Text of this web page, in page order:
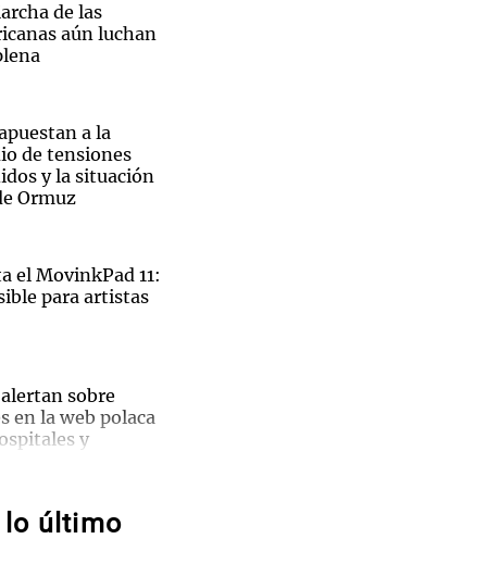
policía procesado por matar a un ladrón.
de las
aún luchan
a la
de tensiones
y la situación
Ormuz
el MovinkPad 11:
para artistas
sobre
en la web polaca
y
intentar limitar la
lo último